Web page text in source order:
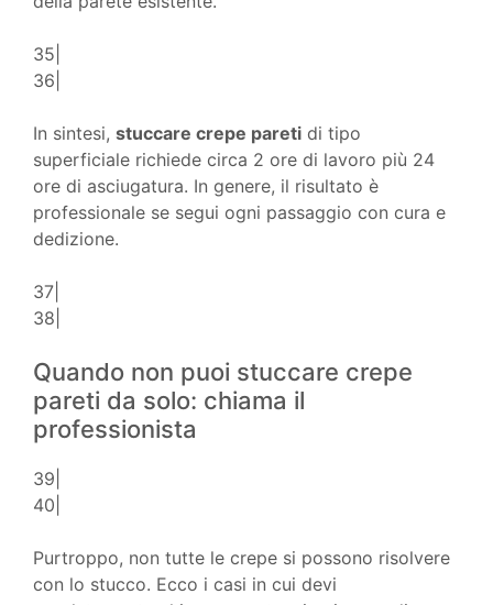
35|
36|
In sintesi, stuccare crepe pareti di tipo
superficiale richiede circa 2 ore di lavoro più 24
ore di asciugatura. In genere, il risultato è
professionale se segui ogni passaggio con cura e
dedizione.
37|
38|
Quando non puoi stuccare crepe
pareti da solo: chiama il
professionista
39|
40|
Purtroppo, non tutte le crepe si possono risolvere
con lo stucco. Ecco i casi in cui devi